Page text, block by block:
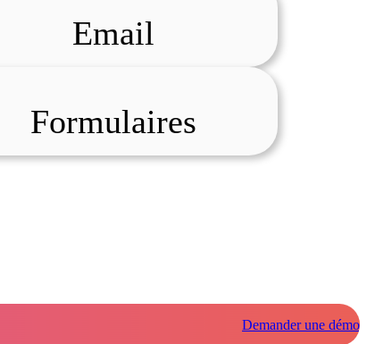
Email
Formulaires
Demander une démo